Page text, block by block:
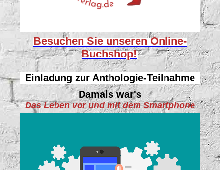
Besuchen Sie unserenOnline-
Buchshop!
Einladung zur Anthologie-Teilnahme
Damals war's
Das Leben vor und mit dem Smartphone